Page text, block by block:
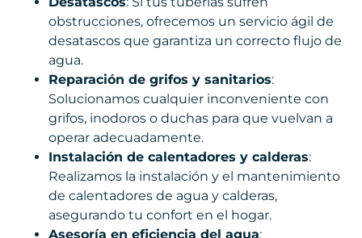
obstrucciones, ofrecemos un servicio ágil de
desatascos que garantiza un correcto flujo de
agua.
Reparación de grifos y sanitarios:
Solucionamos cualquier inconveniente con
grifos, inodoros o duchas para que vuelvan a
operar adecuadamente.
Instalación de calentadores y calderas:
Realizamos la instalación y el mantenimiento
de calentadores de agua y calderas,
asegurando tu confort en el hogar.
Asesoría en eficiencia del agua: